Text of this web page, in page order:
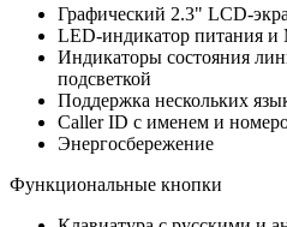
Графический 2.3" LCD-
LED-индикатор питания и
Индикаторы состояния
подсветкой
Поддержка нескольких
Caller ID с именем и
Энергосбережение
Функциональные кнопки